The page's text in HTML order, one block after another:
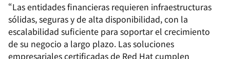
“Las entidades financieras requieren infraestructuras
sólidas, seguras y de alta disponibilidad, con la
escalabilidad suficiente para soportar el crecimiento
de su negocio a largo plazo. Las soluciones
empresariales certificadas de Red Hat cumplen